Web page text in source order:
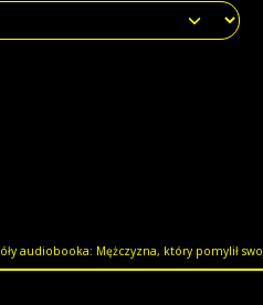
audiobooka: Mężczyzna, który pomylił